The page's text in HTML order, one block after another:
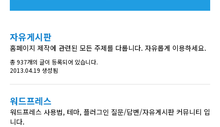
자유게시판
홈페이지 제작에 관련된 모든 주제를 다룹니다. 자유롭게 이용하세요.
총 937개의 글이 등록되어 있습니다.
2013.04.19 생성됨
워드프레스
워드프레스 사용법, 테마, 플러그인 질문/답변/자유게시판 커뮤니티 입
니다.